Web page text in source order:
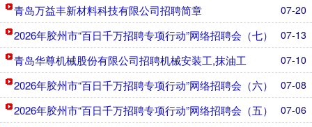
07-20
青岛万益丰新材料科技有限公司招聘简章
07-13
2026年胶州市“百日千万招聘专项行动”网络招聘会（七）
07-10
青岛华尊机械股份有限公司招聘机械安装工,抹油工
07-08
2026年胶州市“百日千万招聘专项行动”网络招聘会（六）
07-06
2026年胶州市“百日千万招聘专项行动”网络招聘会（五）